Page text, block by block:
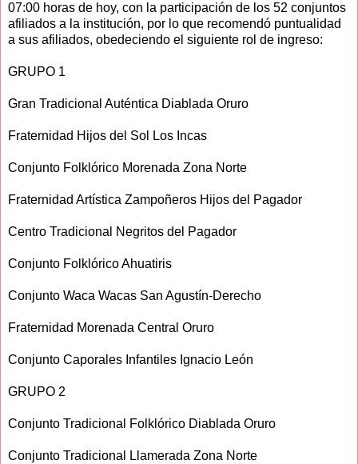
07:00 horas de hoy, con la participación de los 52 conjuntos
afiliados a la institución, por lo que recomendó puntualidad
a sus afiliados, obedeciendo el siguiente rol de ingreso:
GRUPO 1
Gran Tradicional Auténtica Diablada Oruro
Fraternidad Hijos del Sol Los Incas
Conjunto Folklórico Morenada Zona Norte
Fraternidad Artística Zampoñeros Hijos del Pagador
Centro Tradicional Negritos del Pagador
Conjunto Folklórico Ahuatiris
Conjunto Waca Wacas San Agustín-Derecho
Fraternidad Morenada Central Oruro
Conjunto Caporales Infantiles Ignacio León
GRUPO 2
Conjunto Tradicional Folklórico Diablada Oruro
Conjunto Tradicional Llamerada Zona Norte